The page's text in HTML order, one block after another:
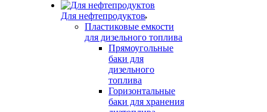
Для нефтепродуктов
Пластиковые емкости
для дизельного топлива
Прямоугольные
баки для
дизельного
топлива
Горизонтальные
баки для хранения